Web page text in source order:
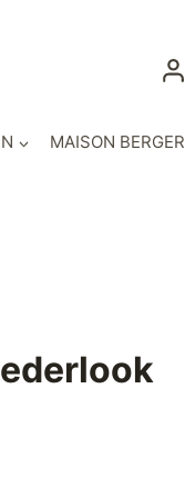
MAISON BERGER